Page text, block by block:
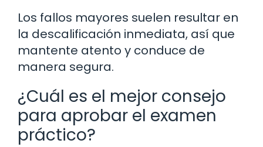
Los fallos mayores suelen resultar en
la descalificación inmediata, así que
mantente atento y conduce de
manera segura.
¿Cuál es el mejor consejo
para aprobar el examen
práctico?